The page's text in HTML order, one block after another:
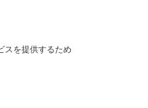
スを提供するため